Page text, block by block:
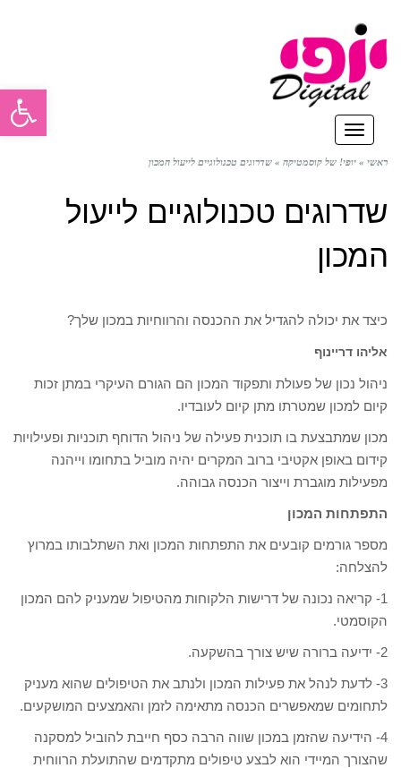
תפריט
ראשי » יופי! של קוסמטיקה » שדרוגים טכנולוגיים לייעול המכון
שדרוגים טכנולוגיים לייעול
המכון
כיצד את יכולה להגדיל את ההכנסה והרווחיות במכון שלך?
אליהו דריינוף
ניהול נכון של פעולת ותפקוד המכון הם הגורם העיקרי במתן זכות
קיום למכון שמטרתו מתן קיום לעובדיו.
מכון שמתבצעת בו תוכנית פעילה של ניהול הדוחף תוכניות ופעילויות
קידום באופן אקטיבי ברוב המקרים יהיה מוביל בתחומו וייהנה
מפעילות מוגברת וייצור הכנסה גבוהה.
התפתחות המכון
מספר גורמים קובעים את התפתחות המכון ואת השתלבותו במרוץ
להצלחה:
1- קריאה נכונה של דרישות הלקוחות מהטיפול שמעניק להם המכון
הקוסמטי.
2- ידיעה ברורה שיש צורך בהשקעה.
3- לדעת לנהל את פעילות המכון ולנתב את הטיפולים שהוא מעניק
לתחומים שמאפשרים הכנסה מתאימה לזמן והאמצעים המושקעים.
4- הידיעה שהזמן במכון שווה הרבה כסף חייבת להוביל למסקנה
שהצורך המיידי הוא לבצע טיפולים מתקדמים שהתועלת הרווחית
פתח